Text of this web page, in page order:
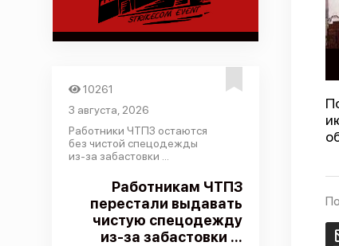
10261
3 августа, 2026
Работники ЧТПЗ остаются
без чистой спецодежды
из-за забастовки ...
Работникам ЧТПЗ
перестали выдавать
чистую спецодежду
из-за забастовки ...